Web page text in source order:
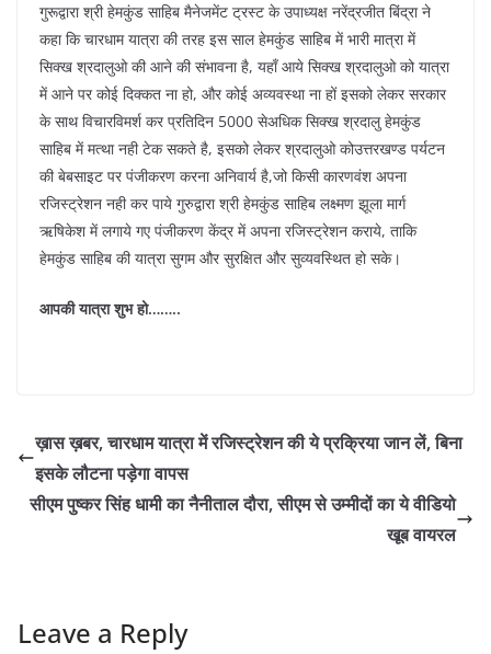
गुरूद्वारा श्री हेमकुंड साहिब मैनेजमेंट ट्रस्ट के उपाध्यक्ष नरेंद्रजीत बिंद्रा ने
कहा कि चारधाम यात्रा की तरह इस साल हेमकुंड साहिब में भारी मात्रा में
सिक्ख श्रदालुओ की आने की संभावना है, यहाँ आये सिक्ख श्रदालुओ को यात्रा
में आने पर कोई दिक्कत ना हो, और कोई अव्यवस्था ना हों इसको लेकर सरकार
के साथ विचारविमर्श कर प्रतिदिन 5000 सेअधिक सिक्ख श्रदालु हेमकुंड
साहिब में मत्था नही टेक सकते है, इसको लेकर श्रदालुओ कोउत्तरखण्ड पर्यटन
की बेबसाइट पर पंजीकरण करना अनिवार्य है,जो किसी कारणवंश अपना
रजिस्ट्रेशन नही कर पाये गुरुद्वारा श्री हेमकुंड साहिब लक्ष्मण झूला मार्ग
ऋषिकेश में लगाये गए पंजीकरण केंद्र में अपना रजिस्ट्रेशन कराये, ताकि
हेमकुंड साहिब की यात्रा सुगम और सुरक्षित और सुव्यवस्थित हो सके।
आपकी यात्रा शुभ हो……..
ख़ास ख़बर, चारधाम यात्रा में रजिस्ट्रेशन की ये प्रक्रिया जान लें, बिना
इसके लौटना पड़ेगा वापस
सीएम पुष्कर सिंह धामी का नैनीताल दौरा, सीएम से उम्मीदों का ये वीडियो
खूब वायरल
Leave a Reply